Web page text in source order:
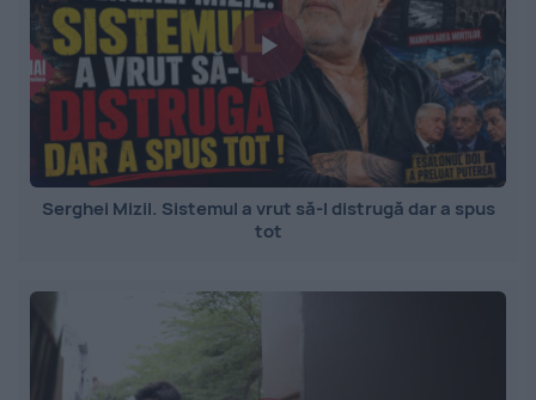
Serghei Mizil. Sistemul a vrut să-l distrugă dar a spus
tot